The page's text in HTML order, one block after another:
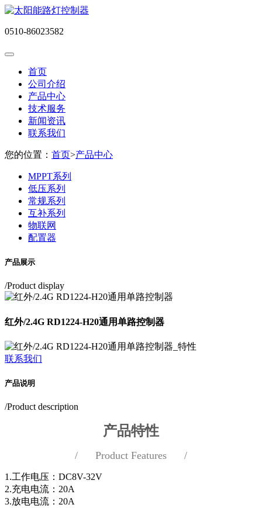
0510-86023582
首页
公司介绍
产品中心
技术服务
新闻资讯
联系我们
您的位置： 首页>产品中心
MPPT系列
低压系列
常规系列
互补系列
物联网
配置器
产品展示
/Product display
红外/2.4G RD1224-H20通用单路控制器
联系我们
产品说明
/Product description
产品特性
/ Product Features /
1.工作电压：DC8V-32V
2.充电电流：20A
3.放电电流：20A